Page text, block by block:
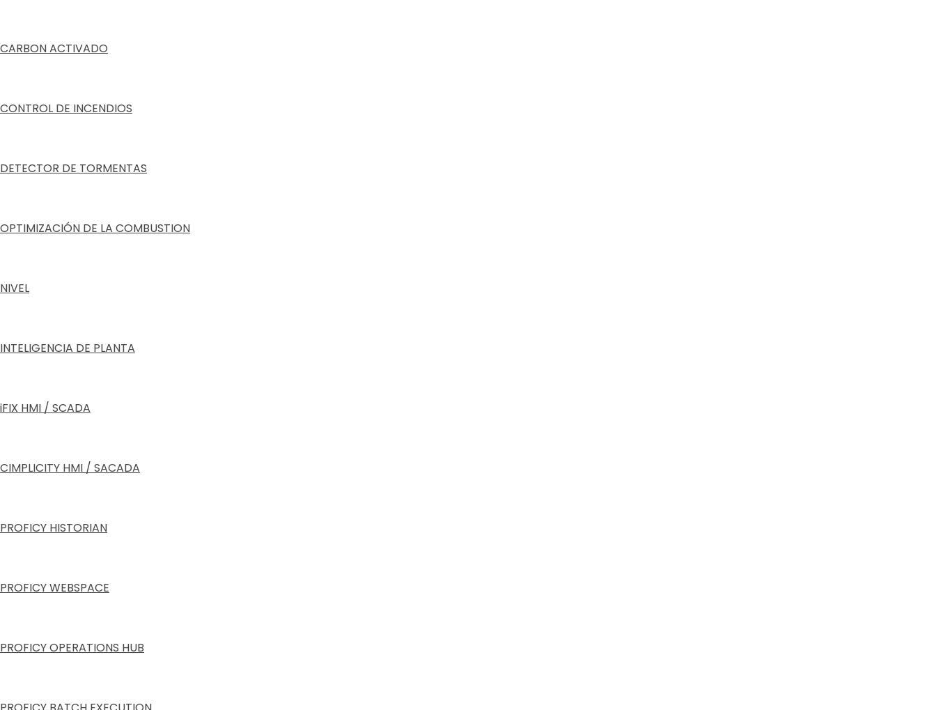
CARBON ACTIVADO
CONTROL DE INCENDIOS
DETECTOR DE TORMENTAS
OPTIMIZACIÓN DE LA COMBUSTION
NIVEL
INTELIGENCIA DE PLANTA
iFIX HMI / SCADA
CIMPLICITY HMI / SACADA
PROFICY HISTORIAN
PROFICY WEBSPACE
PROFICY OPERATIONS HUB